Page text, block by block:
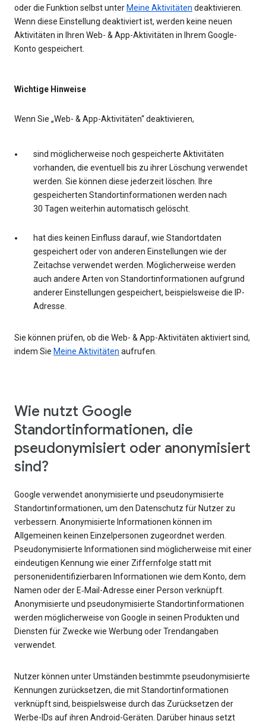
oder die Funktion selbst unter Meine Aktivitäten deaktivieren.
Wenn diese Einstellung deaktiviert ist, werden keine neuen
Aktivitäten in Ihren Web- & App-Aktivitäten in Ihrem Google-
Konto gespeichert.
Wichtige Hinweise
Wenn Sie „Web- & App-Aktivitäten“ deaktivieren,
sind möglicherweise noch gespeicherte Aktivitäten
vorhanden, die eventuell bis zu ihrer Löschung verwendet
werden. Sie können diese jederzeit löschen. Ihre
gespeicherten Standortinformationen werden nach
30 Tagen weiterhin automatisch gelöscht.
hat dies keinen Einfluss darauf, wie Standortdaten
gespeichert oder von anderen Einstellungen wie der
Zeitachse verwendet werden. Möglicherweise werden
auch andere Arten von Standortinformationen aufgrund
anderer Einstellungen gespeichert, beispielsweise die IP-
Adresse.
Sie können prüfen, ob die Web- & App-Aktivitäten aktiviert sind,
indem Sie Meine Aktivitäten aufrufen.
Wie nutzt Google
Standortinformationen, die
pseudonymisiert oder anonymisiert
sind?
Google verwendet anonymisierte und pseudonymisierte
Standortinformationen, um den Datenschutz für Nutzer zu
verbessern. Anonymisierte Informationen können im
Allgemeinen keinen Einzelpersonen zugeordnet werden.
Pseudonymisierte Informationen sind möglicherweise mit einer
eindeutigen Kennung wie einer Ziffernfolge statt mit
personenidentifizierbaren Informationen wie dem Konto, dem
Namen oder der E‑Mail-Adresse einer Person verknüpft.
Anonymisierte und pseudonymisierte Standortinformationen
werden möglicherweise von Google in seinen Produkten und
Diensten für Zwecke wie Werbung oder Trendangaben
verwendet.
Nutzer können unter Umständen bestimmte pseudonymisierte
Kennungen zurücksetzen, die mit Standortinformationen
verknüpft sind, beispielsweise durch das Zurücksetzen der
Werbe-IDs auf ihren Android-Geräten. Darüber hinaus setzt